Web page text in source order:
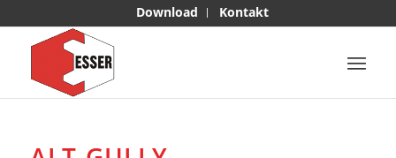
Download Kontakt